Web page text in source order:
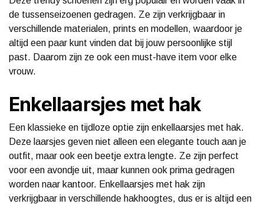
de tussenseizoenen gedragen. Ze zijn verkrijgbaar in
verschillende materialen, prints en modellen, waardoor je
altijd een paar kunt vinden dat bij jouw persoonlijke stijl
past. Daarom zijn ze ook een must-have item voor elke
vrouw.
Enkellaarsjes met hak
Een klassieke en tijdloze optie zijn enkellaarsjes met hak.
Deze laarsjes geven niet alleen een elegante touch aan je
outfit, maar ook een beetje extra lengte. Ze zijn perfect
voor een avondje uit, maar kunnen ook prima gedragen
worden naar kantoor. Enkellaarsjes met hak zijn
verkrijgbaar in verschillende hakhoogtes, dus er is altijd een